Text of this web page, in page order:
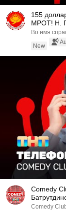
155
МРОТ! Н.
завтра!
Во имя
New
Comedy
Comedy